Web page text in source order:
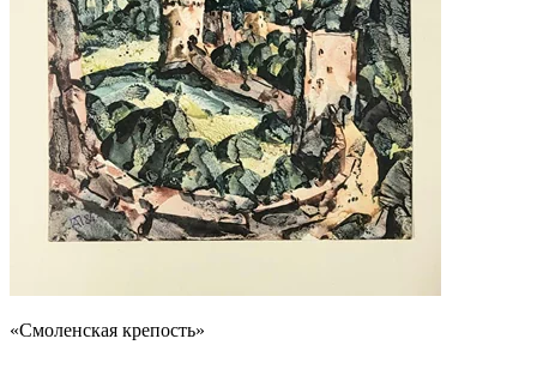
«Смоленская крепость»